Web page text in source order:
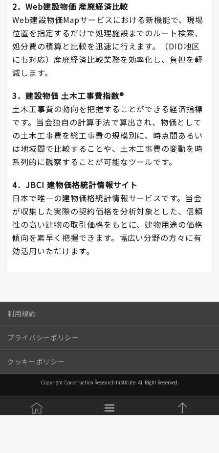
2．Web建設物価 産廃経済比較
Web建設物価Mapサービスにおける新機能で、現場
位置を指定するだけで処理施設までのルート検索、
処分費の積算と比較を迅速に行えます。（DID地区
にも対応）産廃経済比較業務を効率化し、負担を軽
減します。
3．建設物価 土木工事費指数®
土木工事費の動向を把握することができる経済指標
です。当会独自の計算手法で算出され、物価として
の土木工事費を総工事費の規模別に、時点間あるい
は地域間で比較することや、土木工事費の変動を時
系列的に観察することが可能なツールです。
4．JBCI 建物価格統計情報サイト
日本で唯一の建物価格統計情報サービスです。当会
が収集した実際の契約価格を分析対象とした、信頼
性の高い建物の取引価格をもとに、建物用途の価格
傾向を素早く把握できます。幅広い分野の方々に有
効活用いただけます。
利用規約
プライバシーポリシー
クッキーポリシー
Copyright Construction Research Institute. All Right Reserved.